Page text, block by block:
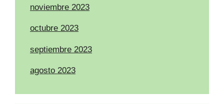
noviembre 2023
octubre 2023
septiembre 2023
agosto 2023